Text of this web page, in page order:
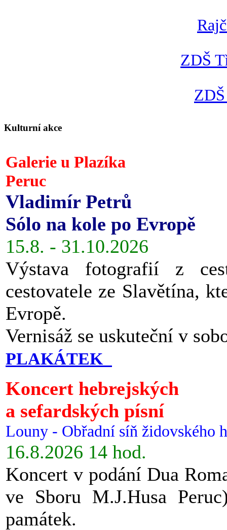
ZDŠ
Kulturní akce
Galerie u Plazíka
Peruc
Vladimír Petrů
Sólo na kole po Evropě
15.8. - 31.10.2026
Výstava fotografií z
cestovatele ze Slavětína,
Evropě.
Vernisáž se uskuteční v
PLAKÁTEK
Koncert hebrejských
a sefardských písní
Louny - Obřadní síň židovského
16.8.2026 14 hod.
Koncert v podání Dua
ve Sboru M.J.Husa
památek.